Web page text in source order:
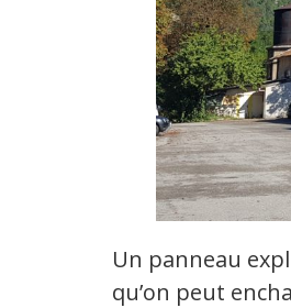
Un panneau
qu’on peut